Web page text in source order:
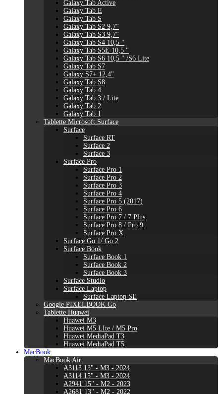
Galaxy Tab Active
Galaxy Tab E
Galaxy Tab S
Galaxy Tab S2 9,7"
Galaxy Tab S3 9,7"
Galaxy Tab S4 10,5 "
Galaxy Tab S5E 10,5 "
Galaxy Tab S6 10,5 " /S6 Lite
Galaxy Tab S7
Galaxy S7+ 12,4"
Galaxy Tab S8
Galaxy Tab 4
Galaxy Tab 3 / Lite
Galaxy Tab 2
Galaxy Tab 1
Tablette Microsoft Surface
Surface
Surface RT
Surface 2
Surface 3
Surface Pro
Surface Pro 1
Surface Pro 2
Surface Pro 3
Surface Pro 4
Surface Pro 5 (2017)
Surface Pro 6
Surface Pro 7 / 7 Plus
Surface Pro 8 / Pro 9
Surface Pro X
Surface Go 1/ Go 2
Surface Book
Surface Book 1
Surface Book 2
Surface Book 3
Surface Studio
Surface Laptop
Surface Laptop SE
Google PIXELBOOK Go
Tablette Huawei
Huawei M3
Huawei M5 LIte / M5 Pro
Huawei MediaPad T3
Huawei MediaPad T5
MacBook
MacBook Air
A3113 13" - M3 - 2024
A3114 15" - M3 - 2024
A2941 15" - M2 - 2023
A2681 13" - M2 - 2022